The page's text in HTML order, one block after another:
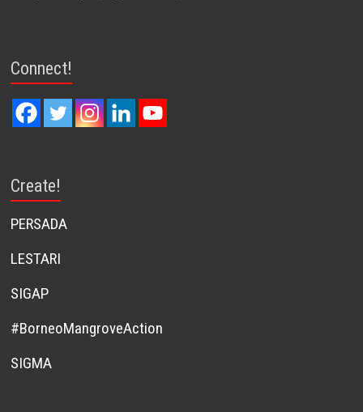
Connect!
Create!
PERSADA
LESTARI
SIGAP
#BorneoMangroveAction
SIGMA